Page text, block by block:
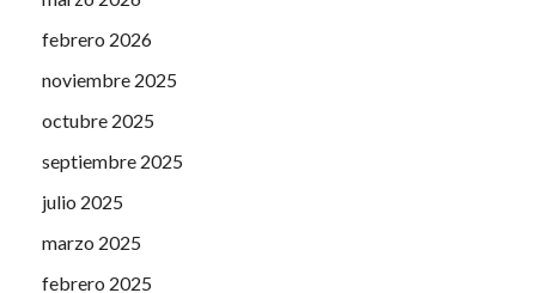
febrero 2026
noviembre 2025
octubre 2025
septiembre 2025
julio 2025
marzo 2025
febrero 2025